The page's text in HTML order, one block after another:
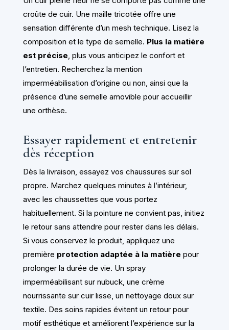
croûte de cuir. Une maille tricotée offre une
sensation différente d’un mesh technique. Lisez la
composition et le type de semelle. Plus la matière
est précise, plus vous anticipez le confort et
l’entretien. Recherchez la mention
imperméabilisation d’origine ou non, ainsi que la
présence d’une semelle amovible pour accueillir
une orthèse.
Essayer rapidement et entretenir
dès réception
Dès la livraison, essayez vos chaussures sur sol
propre. Marchez quelques minutes à l’intérieur,
avec les chaussettes que vous portez
habituellement. Si la pointure ne convient pas, initiez
le retour sans attendre pour rester dans les délais.
Si vous conservez le produit, appliquez une
première protection adaptée à la matière pour
prolonger la durée de vie. Un spray
imperméabilisant sur nubuck, une crème
nourrissante sur cuir lisse, un nettoyage doux sur
textile. Des soins rapides évitent un retour pour
motif esthétique et améliorent l’expérience sur la